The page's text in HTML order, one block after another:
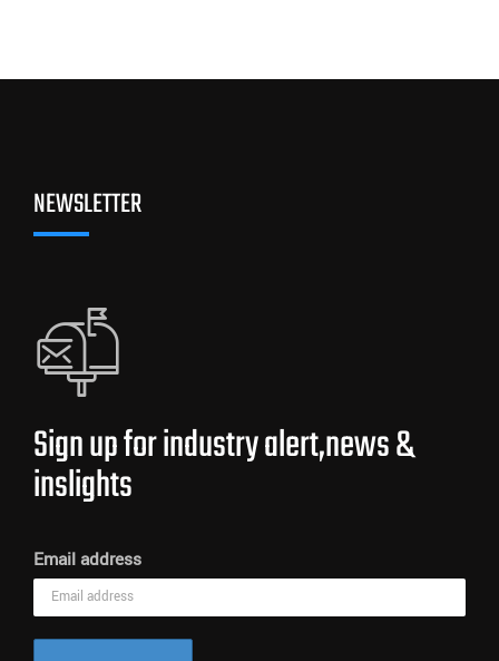
NEWSLETTER
Sign up for industry alert,news &
inslights
Email address